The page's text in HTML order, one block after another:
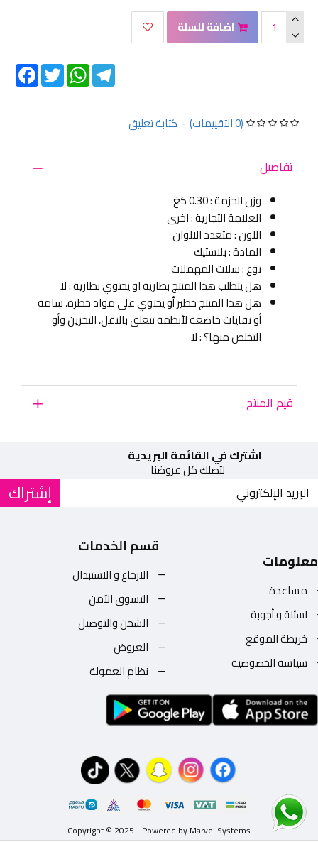
(0 التقييمات) - كتابة تعليق
اضافة للسلة
Twitter
WhatsAppTelegram
تفاصيل
وزن الحزمة : 0.30 كغ
العلامة التجارية : اخرى
اللون : متعدد الالوان
المادة : بلاستيك
نوع : سلات المهملات
هل يتطلب هذا المنتج بطارية او يحتوي بطارية : لا
هل هذا المنتج خطير أو يحتوي على مواد خطرة، سامة
أو نفايات خاضعة لأنظمة تتعلق بالنقل، التخزين وأو
التخلص منها؟ : لا
قيم المنتج
اشترك في القائمة البريدية
لتصلك كل عروضنا
إشتراك
معلومات
مساعدة
اسئلة و أجوبة
خريطة الموقع
سياسة الخصوصية
قسم الخدمات
الارجاع و الاستبدال
التسوق الآمن
الشحن والتوصيل
العروض
نظام العمولة
Copyright © 2025 - Powered by Marvel Systems